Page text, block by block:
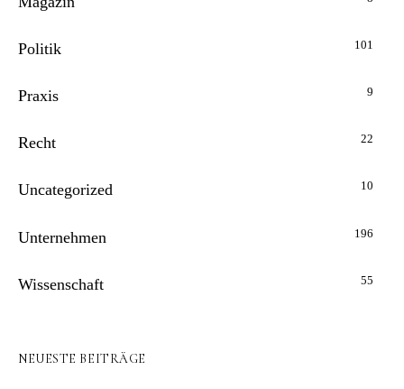
Politik 101
Praxis 9
Recht 22
Uncategorized 10
Unternehmen 196
Wissenschaft 55
NEUESTE BEITRÄGE